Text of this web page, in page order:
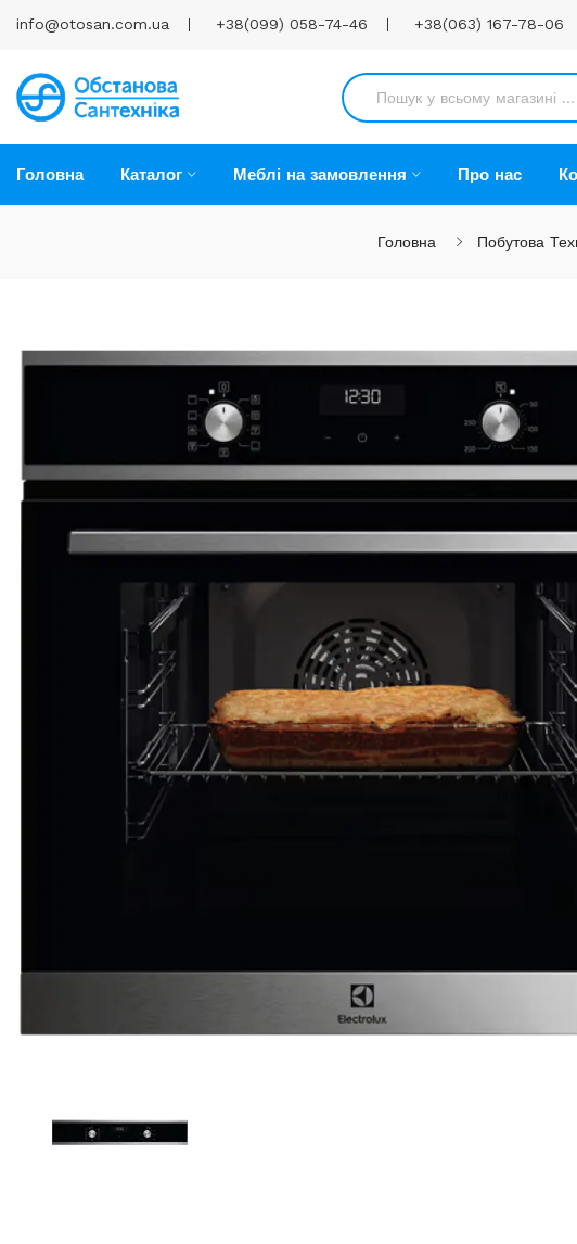
info@otosan.com.ua +38(099) 058-74-46 +38(063) 167-78-06
Головна Каталог Меблі на замовлення Про нас
Головна Побутова